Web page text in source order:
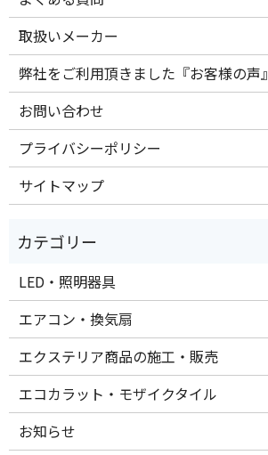
取扱いメーカー
弊社をご利用頂きました『お客様の声』
お問い合わせ
プライバシーポリシー
サイトマップ
LED・照明器具
エアコン・換気扇
エクステリア商品の施工・販売
エコカラット・モザイクタイル
お知らせ